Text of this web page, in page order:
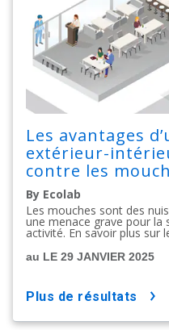
Les avantages
extérieur-
contre les
By Ecolab
Les mouches sont des
une menace grave pour
activité. En savoir plus sur
au LE 29 JANVIER 2025
plus de résultats